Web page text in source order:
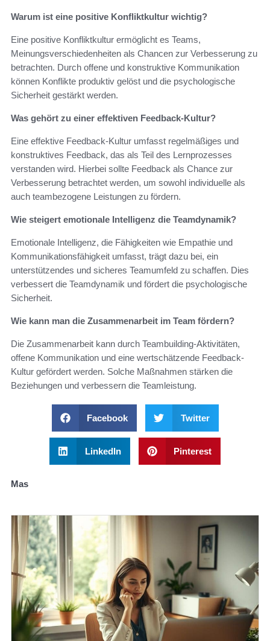
Warum ist eine positive Konfliktkultur wichtig?
Eine positive Konfliktkultur ermöglicht es Teams,
Meinungsverschiedenheiten als Chancen zur Verbesserung zu
betrachten. Durch offene und konstruktive Kommunikation
können Konflikte produktiv gelöst und die psychologische
Sicherheit gestärkt werden.
Was gehört zu einer effektiven Feedback-Kultur?
Eine effektive Feedback-Kultur umfasst regelmäßiges und
konstruktives Feedback, das als Teil des Lernprozesses
verstanden wird. Hierbei sollte Feedback als Chance zur
Verbesserung betrachtet werden, um sowohl individuelle als
auch teambezogene Leistungen zu fördern.
Wie steigert emotionale Intelligenz die Teamdynamik?
Emotionale Intelligenz, die Fähigkeiten wie Empathie und
Kommunikationsfähigkeit umfasst, trägt dazu bei, ein
unterstützendes und sicheres Teamumfeld zu schaffen. Dies
verbessert die Teamdynamik und fördert die psychologische
Sicherheit.
Wie kann man die Zusammenarbeit im Team fördern?
Die Zusammenarbeit kann durch Teambuilding-Aktivitäten,
offene Kommunikation und eine wertschätzende Feedback-
Kultur gefördert werden. Solche Maßnahmen stärken die
Beziehungen und verbessern die Teamleistung.
Facebook Twitter
LinkedIn Pinterest
Mas